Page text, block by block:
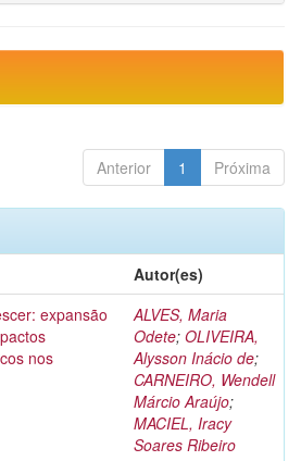
Anterior 1 Próxima
Autor(es)
expansão
nos
ALVES, Maria
Odete; OLIVEIRA,
Alysson Inácio de;
CARNEIRO, Wendell
Márcio Araújo;
MACIEL, Iracy
Soares Ribeiro